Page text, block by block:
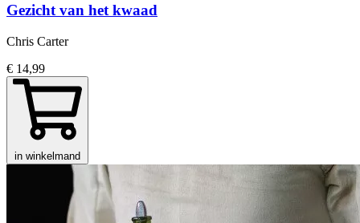
Gezicht van het kwaad
Chris Carter
€ 14,99
in winkelmand